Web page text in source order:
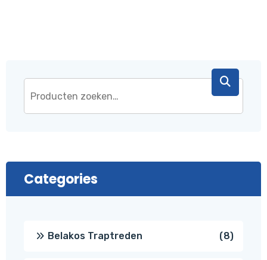
Categories
Belakos Traptreden 88